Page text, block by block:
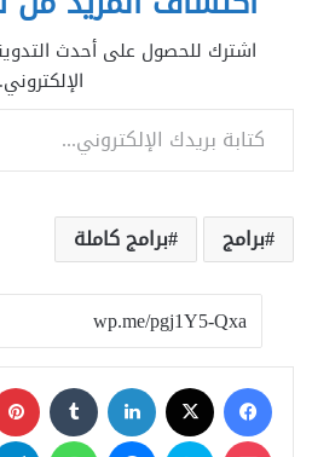
اشترك للحصول على أحدث
الإلكتروني.
كتابة بريدك الإلكتروني...
برامج برامج كاملة
فيسبوك لينكدإن
‫Pocket
سكايب ماسنجر واتساب